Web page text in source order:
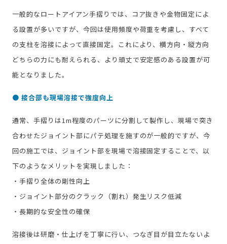
一般的なロートアイアン手摺りでは、コア抜きや金物固定によ
る設置が多いですが、今回は使用頻度や荷重を考慮し、すべて
の支柱を溶接によって直接固定。これにより、横方向・縦方向
どちらの力にも耐えられる、より頑丈で安定感のある設置が可
能となりました。
● 接合部も現場溶接で強度向上
通常、手摺りは1m程度のパーツに分割して製作し、現場で突き
合わせたジョイント部にパテ処理を施すのが一般的ですが、今
回の施工では、ジョイント部を現場で溶接固定することで、以
下のようなメリットを実現しました：
・手摺り全体の剛性向上
・ジョイント部分のクラック（割れ）発生リスク低減
・長期的な安全性の確保
溶接後は研磨・仕上げを丁寧に行い、つなぎ目が目立たないよ